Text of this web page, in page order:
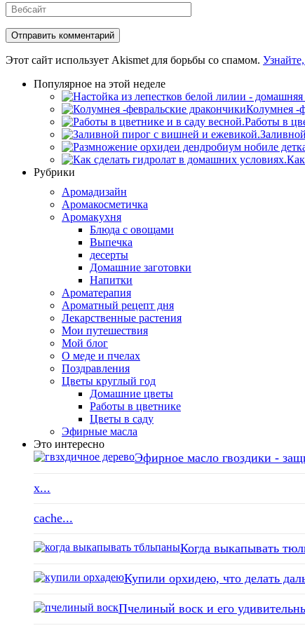
Вебсайт
Этот сайт использует Akismet для борьбы со спамом.
Популярное на этой неделе
Колумнея -
Работы в
Рубрики
Аромадизайн
Аромакосметичка
Аромакухня
Блюда с овощами
Выпечка
десерты
Домашние заготовки
Напитки
Ароматерапия
Ароматный рецепт дня
Лекарственные растения
Мои путешествия
Мой блог
О меде и пчелах
Поздравления
Цветы круглый год
Домашние цветы
Работы в цветнике
Цветы в саду
Эфирные масла
Это интересно
Эфирное масло гвоздики -
x...
cache...
Когда выкапывать
Купили орхидею, что делать
Пчелиный воск и его